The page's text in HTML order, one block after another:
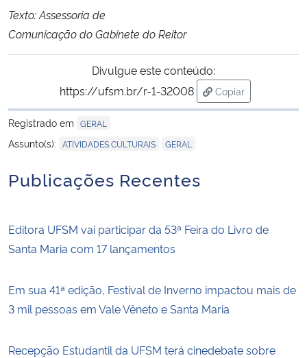
Texto: Assessoria de
Comunicação do Gabinete do Reitor
Divulgue este conteúdo:
https://ufsm.br/r-1-32008
Copiar
para área de
Registrado em GERAL
Assunto(s): ATIVIDADES CULTURAIS GERAL
Publicações Recentes
Editora UFSM vai participar da 53ª Feira do Livro de
Santa Maria com 17 lançamentos
Em sua 41ª edição, Festival de Inverno impactou mais de
3 mil pessoas em Vale Vêneto e Santa Maria
Recepção Estudantil da UFSM terá cinedebate sobre